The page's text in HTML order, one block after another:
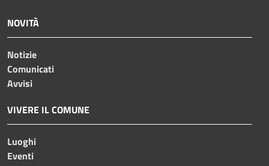
NOVITÀ
Notizie
Comunicati
Avvisi
VIVERE IL COMUNE
Luoghi
Eventi